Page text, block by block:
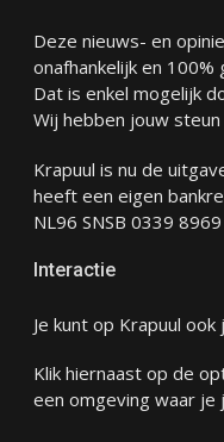
Deze nieuws- en
onafhankelijk en
Dat is enkel mogelijk
Wij hebben jouw steun
Krapuul is nu de
heeft een eigen
NL96 SNSB 0339
Interactie
Je kunt op Krapuul
Klik hiernaast op de
een omgeving waar je